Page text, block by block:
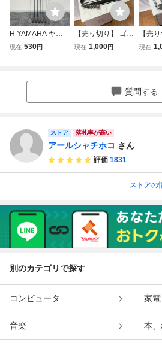
H YAMAHA ヤマ
ハ アイアンセット
現在 530円
【売り切り】 ゴル
フクラブ まとめ
現在 1,000円
【売
フク
K
現在
質問する
ストア 落札率が高い
アールシャチホコ さん
評価 1831
ストアの
別のカテゴリで探す
コンピュータ 家電
音楽 本